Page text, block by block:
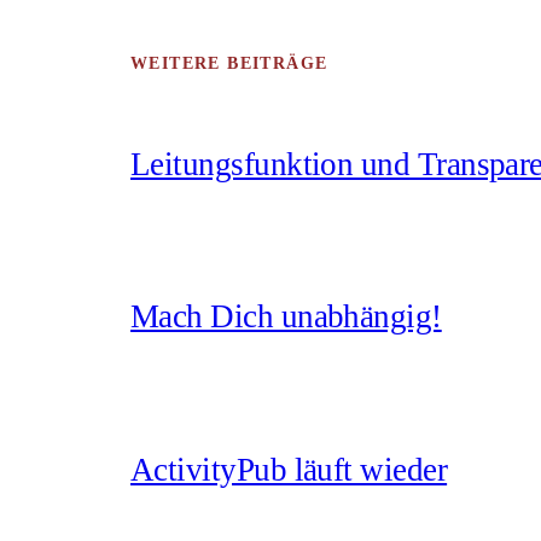
WEITERE BEITRÄGE
Leitungsfunktion und
Mach Dich unabhängig!
ActivityPub läuft wieder